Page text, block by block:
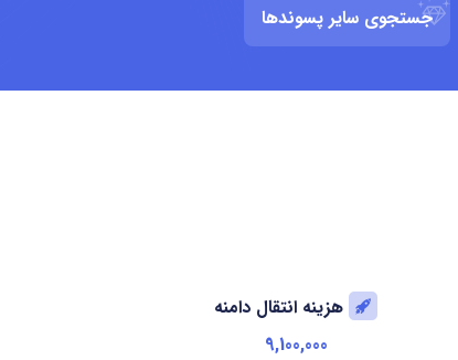
جستجوی سایر پسوندها
هزینه انتقال دامنه
9,100,000